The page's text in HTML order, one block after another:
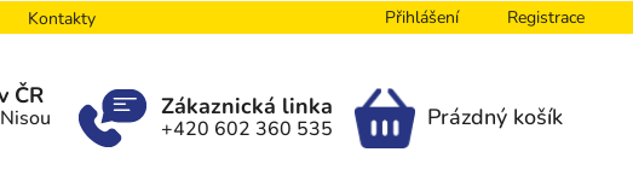
Kontakty Přihlášení Registrace
NÁKUPNÍ
Prázdný košík
Zákaznická linka
+420 602 360 535
ČR